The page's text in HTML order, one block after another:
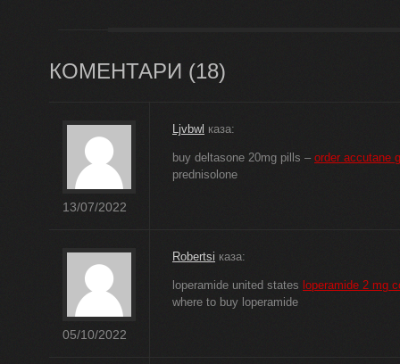
КОМЕНТАРИ (18)
13/07/2022
Ljvbwl каза:
buy deltasone 20mg pills – order accutane
prednisolone
05/10/2022
Robertsi каза:
loperamide united states loperamide 2 mg
where to buy loperamide